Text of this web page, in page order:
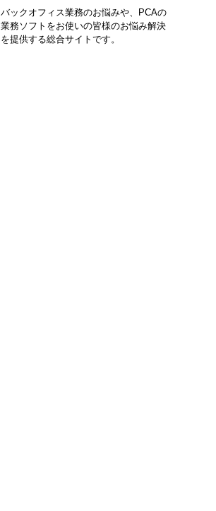
バックオフィス業務のお悩みや、PCAの
業務ソフトをお使いの皆様のお悩み解決
を提供する総合サイトです。